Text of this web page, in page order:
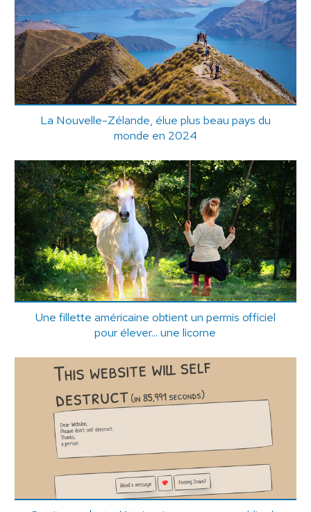
La Nouvelle-Zélande, élue plus beau pays du
monde en 2024
Une fillette américaine obtient un permis officiel
pour élever... une licorne